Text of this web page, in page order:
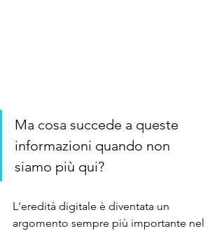
Ma cosa succede a queste
informazioni quando non
siamo più qui?
L'eredità digitale è diventata un
argomento sempre più importante nel